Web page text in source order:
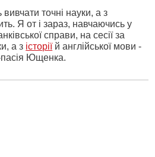
точні науки, а з
Я от і зараз, навчаючись у
справи, на сесії за
а з історіїй англійської мови -
пасія Ющенка.